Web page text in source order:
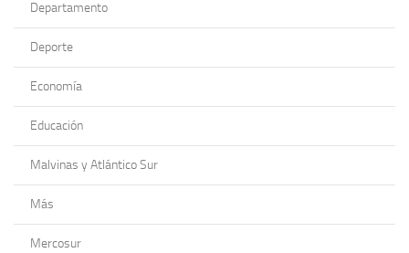
Departamento
Deporte
Economía
Educación
Malvinas y Atlántico Sur
Más
Mercosur